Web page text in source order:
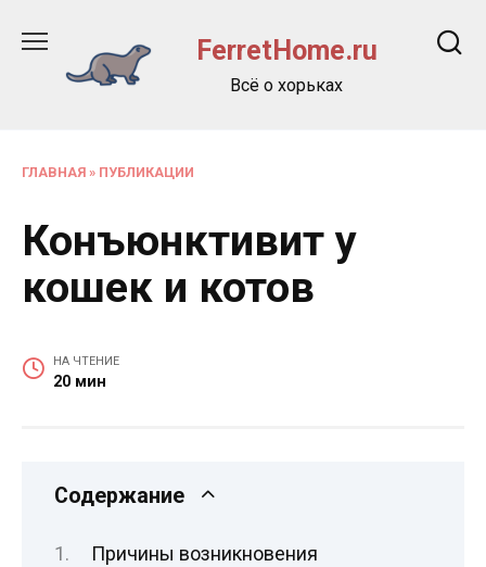
содержанию
FerretHome.ru
Всё о хорьках
ГЛАВНАЯ » ПУБЛИКАЦИИ
Конъюнктивит у
кошек и котов
НА ЧТЕНИЕ
20 мин
Содержание
Причины возникновения